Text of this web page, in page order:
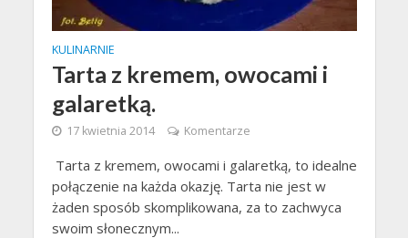
KULINARNIE
Tarta z kremem, owocami i
galaretką.
17 kwietnia 2014 Komentarze
Tarta z kremem, owocami i galaretką, to idealne
połączenie na każda okazję. Tarta nie jest w
żaden sposób skomplikowana, za to zachwyca
swoim słonecznym...